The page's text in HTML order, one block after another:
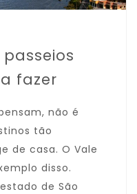
fazer
não é
tão
de casa. O Vale
disso.
de São